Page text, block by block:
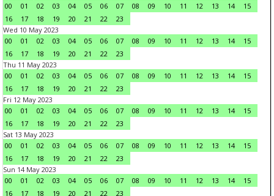
00
01 02 03 04 05 06 07 08 09 10 11 12 13 14
15
16
17 18 19 20 21 22
23
Wed 10 May 2023
00
01 02 03 04 05 06 07 08 09 10 11 12 13 14
15
16
17 18 19 20 21 22
23
Thu 11 May 2023
00
01 02 03 04 05 06 07 08 09 10 11 12 13 14
15
16
17 18 19 20 21 22
23
Fri 12 May 2023
00
01 02 03 04 05 06 07 08 09 10 11 12 13 14
15
16
17 18 19 20 21 22
23
Sat 13 May 2023
00
01 02 03 04 05 06 07 08 09 10 11 12 13 14
15
16
17 18 19 20 21 22
23
Sun 14 May 2023
00
01 02 03 04 05 06 07 08 09 10 11 12 13 14
15
16
17 18 19 20 21 22 23